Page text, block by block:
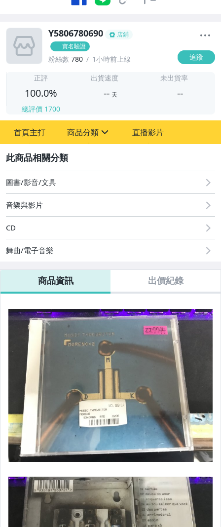
Y5806780690
店鋪
實名驗證
粉絲數 780 1小時前上線 追蹤
正評
100.0%
總評價 1700
出貨速度
-- 天
未出貨率
--
首頁主打 商品分類
其它
直播影片
圖書/影音/文具
音樂與影片
CD
舞曲/電子音樂
商品資訊 出價紀錄